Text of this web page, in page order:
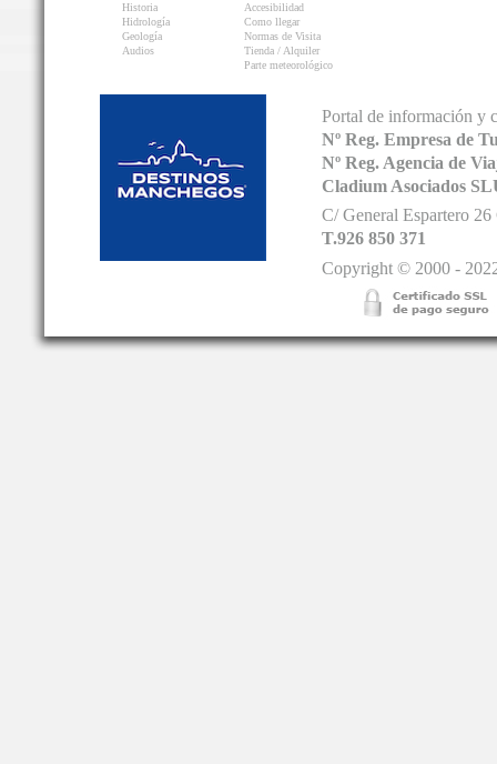
Historia
Hidrología
Geología
Audios
Accesibilidad
Como llegar
Normas de Visita
Tienda / Alquiler
Parte meteorológico
Portal de información y
Nº Reg. Empresa de
Nº Reg. Agencia de
Cladium Asociados
C/ General Espartero
T.926 850 371
Copyright © 2000 -